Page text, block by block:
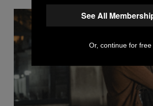
See All
Or, continue for free